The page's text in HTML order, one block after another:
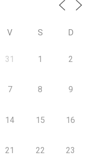
V S D
31 1 2
7 8 9
14 15 16
21 22 23